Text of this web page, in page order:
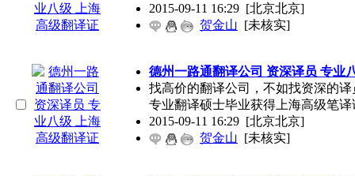
2015-09-11 16:29 [北京北京]
贺金山 [未核实]
德州一路通翻译公司 资深译员 专业
找高价的翻译公司，不如找资深的
专业翻译硕士毕业获得上海高级笔译
2015-09-11 16:29 [北京北京]
贺金山 [未核实]